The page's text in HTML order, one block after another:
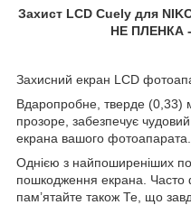
Захист LCD Cuely для
НЕ ПЛЕНКА
Захисний екран LCD
Вдаропробне, тверде (0,33)
прозоре, забезпечує
екрана вашого фотоапарата.
Однією з найпоширеніших
пошкодження екрана.
пам’ятайте також Те, що